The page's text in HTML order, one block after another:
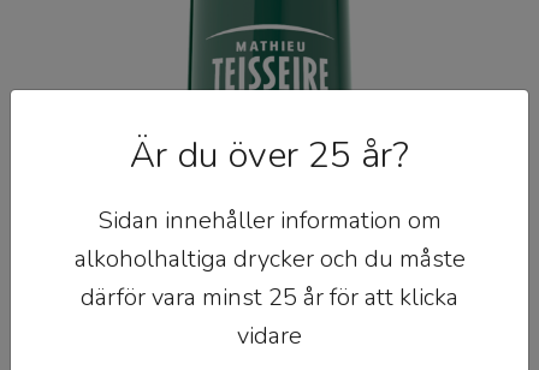
Är du över 25 år?
Sidan innehåller information om
alkoholhaltiga drycker och du måste
därför vara minst 25 år för att klicka
vidare